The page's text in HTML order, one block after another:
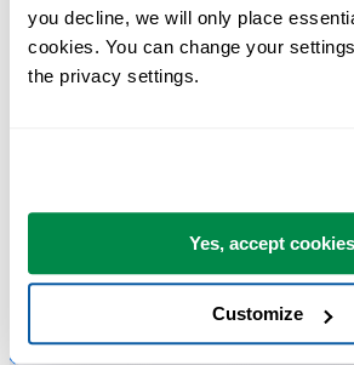
you decline, we will only place
cookies. You can change your
the privacy settings.
Yes, accept cookies
Customize
Praktische tools die veel Excel-gebruikers in
Je kunt meteen aan de slag. Geen training